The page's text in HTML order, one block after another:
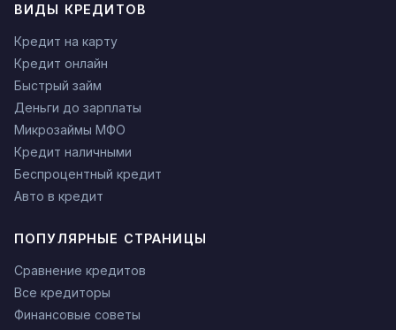
ВИДЫ КРЕДИТОВ
Кредит на карту
Кредит онлайн
Быстрый займ
Деньги до зарплаты
Микрозаймы МФО
Кредит наличными
Беспроцентный кредит
Авто в кредит
ПОПУЛЯРНЫЕ СТРАНИЦЫ
Сравнение кредитов
Все кредиторы
Финансовые советы